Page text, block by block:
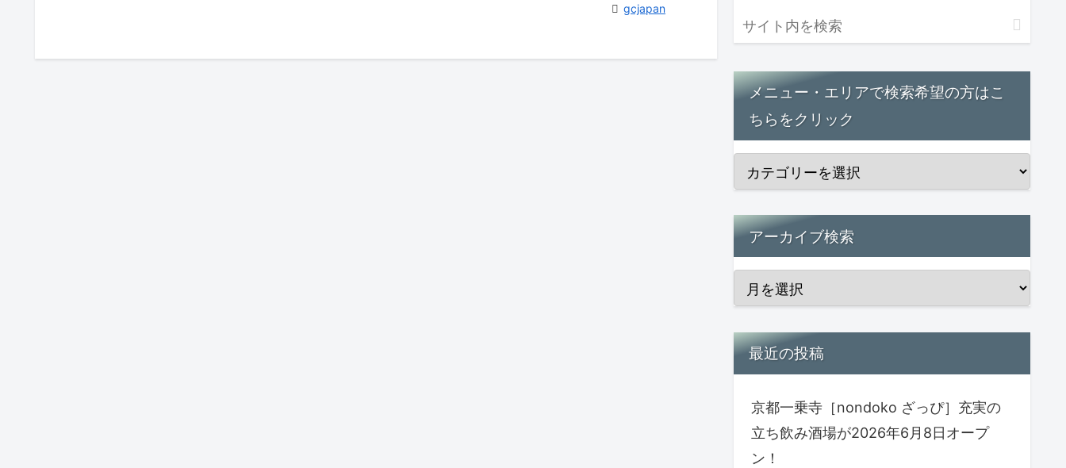
gcjapan
メニュー・エリアで検索希望の方はこ
ちらをクリック
アーカイブ検索
最近の投稿
京都一乗寺［nondoko ざっぴ］充実の
立ち飲み酒場が2026年6月8日オープ
ン！